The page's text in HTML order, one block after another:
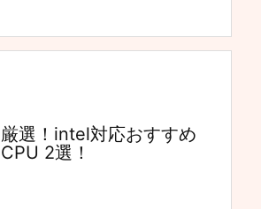
厳選！intel対応おすすめ
CPU 2選！